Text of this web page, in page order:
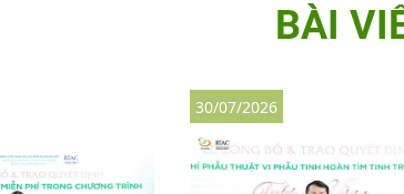
BÀI
30/07/2026